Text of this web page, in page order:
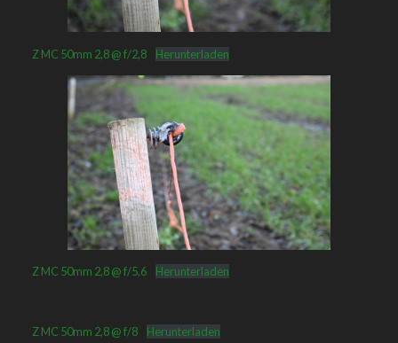
Z MC 50mm 2,8 @ f/2,8 Herunterladen
Z MC 50mm 2,8 @ f/5,6 Herunterladen
Z MC 50mm 2,8 @ f/8 Herunterladen